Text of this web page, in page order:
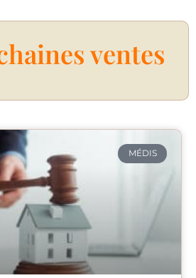
ventes
MÉDIS